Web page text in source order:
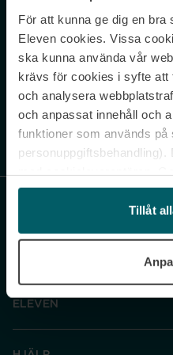
För att kunna ge dig en bra
Eleven cookies. Vissa
ska kunna använda vår
krävs för cookies i syfte att
och analysera
och anpassat innehåll och
funktioner som används
och gå vidare” accepterar
under ”Inställningar” kan
cookies. Du kan återkalla
Tillåt
Never miss a
Sign up to our
Genom att prenumerera
ELEVEN